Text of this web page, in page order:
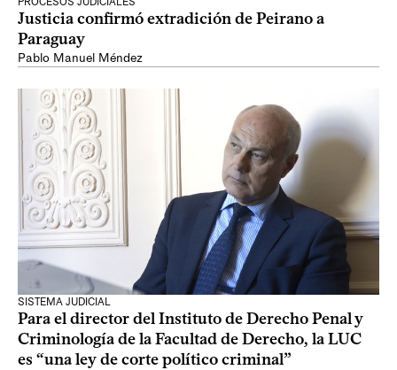
Justicia confirmó extradición de Peirano a
Paraguay
Pablo Manuel Méndez
SISTEMA JUDICIAL
Para el director del Instituto de Derecho Penal y
Criminología de la Facultad de Derecho, la LUC
es “una ley de corte político criminal”